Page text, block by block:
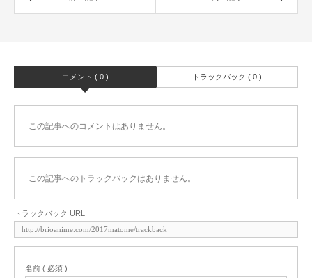
コメント ( 0 ) トラックバック ( 0 )
この記事へのコメントはありません。
この記事へのトラックバックはありません。
トラックバック URL
名前 ( 必須 )